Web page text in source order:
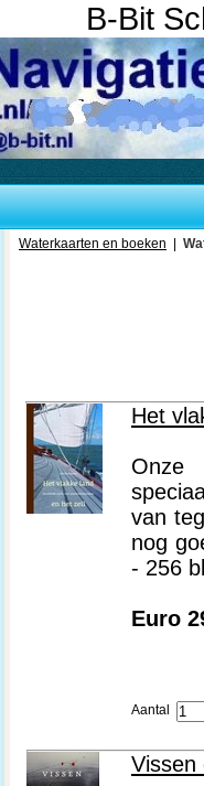
B-Bit
Waterkaarten en boeken
Het
Onze
van
nog
- 256
Euro
Aantal
Vissen